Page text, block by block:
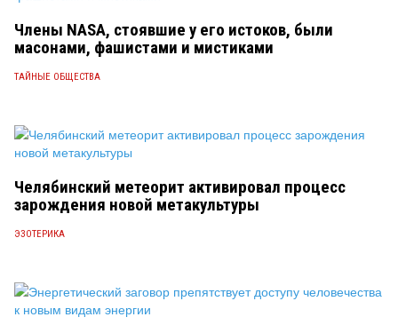
Члены NASA, стоявшие у его истоков, были
масонами, фашистами и мистиками
ТАЙНЫЕ ОБЩЕСТВА
Челябинский метеорит активировал процесс
зарождения новой метакультуры
ЭЗОТЕРИКА